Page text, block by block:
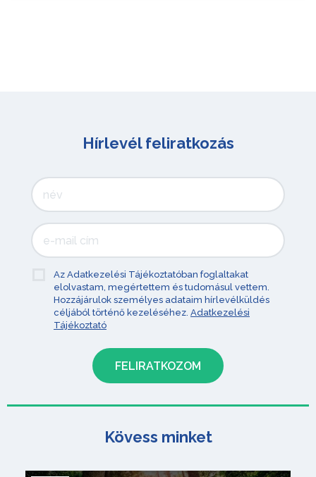
Hírlevél feliratkozás
Az Adatkezelési Tájékoztatóban foglaltakat
elolvastam, megértettem és tudomásul vettem.
Hozzájárulok személyes adataim hírlevélküldés
céljából történő kezeléséhez. Adatkezelési
Tájékoztató
Kövess minket